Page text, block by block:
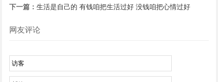
下一篇：生活是自己的 有钱咱把生活过好 没钱咱把心情过好
网友评论